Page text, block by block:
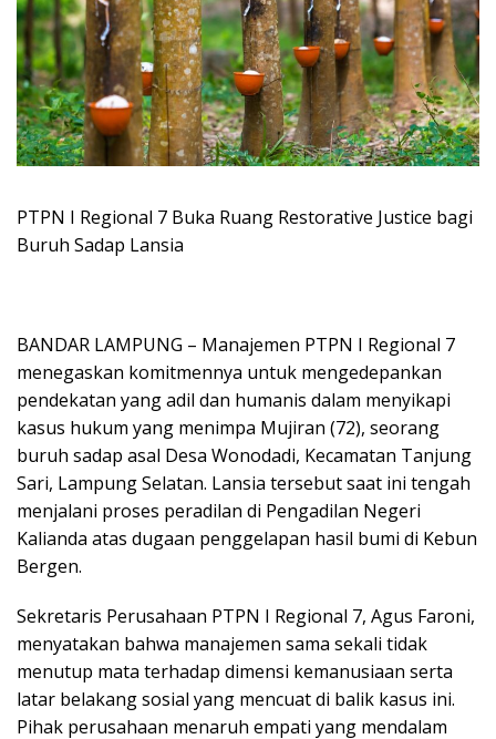
PTPN I Regional 7 Buka Ruang Restorative Justice bagi
Buruh Sadap Lansia
BANDAR LAMPUNG – Manajemen PTPN I Regional 7
menegaskan komitmennya untuk mengedepankan
pendekatan yang adil dan humanis dalam menyikapi
kasus hukum yang menimpa Mujiran (72), seorang
buruh sadap asal Desa Wonodadi, Kecamatan Tanjung
Sari, Lampung Selatan. Lansia tersebut saat ini tengah
menjalani proses peradilan di Pengadilan Negeri
Kalianda atas dugaan penggelapan hasil bumi di Kebun
Bergen.
Sekretaris Perusahaan PTPN I Regional 7, Agus Faroni,
menyatakan bahwa manajemen sama sekali tidak
menutup mata terhadap dimensi kemanusiaan serta
latar belakang sosial yang mencuat di balik kasus ini.
Pihak perusahaan menaruh empati yang mendalam